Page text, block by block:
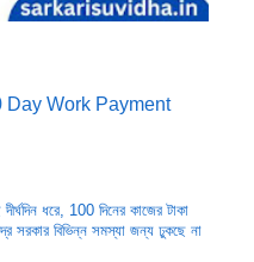
Day Work Payment
ধরে, 100 দিনের কাজের টাকা
সরকার বিভিন্ন সমস্যা জন্য ঢুকছে না